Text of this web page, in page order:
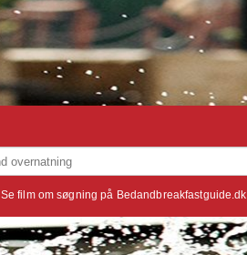
Se film om søgning på Bedandbreakfastguide.dk